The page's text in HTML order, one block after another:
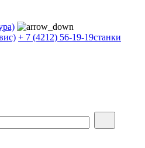
+ 7 (4212) 56-19-19станки